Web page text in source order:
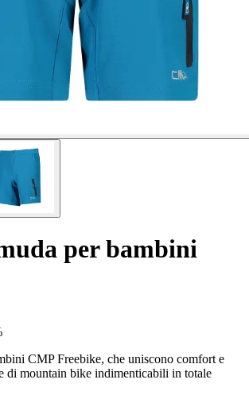
per bambini
CMP Freebike, che uniscono comfort e
di mountain bike indimenticabili in totale